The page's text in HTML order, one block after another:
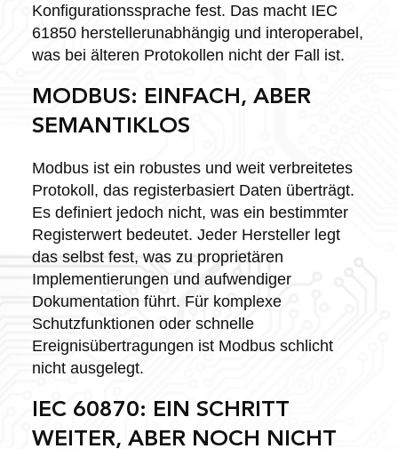
Konfigurationssprache fest. Das macht IEC
61850 herstellerunabhängig und interoperabel,
was bei älteren Protokollen nicht der Fall ist.
MODBUS: EINFACH, ABER
SEMANTIKLOS
Modbus ist ein robustes und weit verbreitetes
Protokoll, das registerbasiert Daten überträgt.
Es definiert jedoch nicht, was ein bestimmter
Registerwert bedeutet. Jeder Hersteller legt
das selbst fest, was zu proprietären
Implementierungen und aufwendiger
Dokumentation führt. Für komplexe
Schutzfunktionen oder schnelle
Ereignisübertragungen ist Modbus schlicht
nicht ausgelegt.
IEC 60870: EIN SCHRITT
WEITER, ABER NOCH NICHT